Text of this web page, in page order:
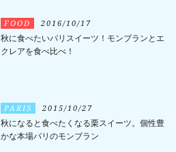
FOOD 2016/10/17
秋に食べたいパリスイーツ！モンブランとエ
クレアを食べ比べ！
PARIS 2015/10/27
秋になると食べたくなる栗スイーツ。個性豊
かな本場パリのモンブラン